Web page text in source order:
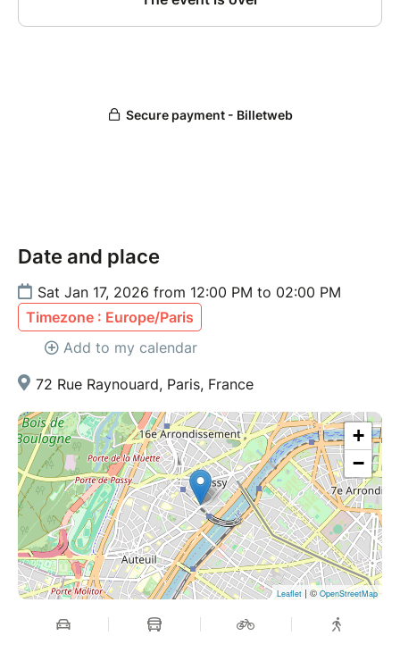
Date and place
Sat Jan 17, 2026 from 12:00 PM to 02:00 PM
Timezone : Europe/Paris
Add to my calendar
72 Rue Raynouard, Paris, France
+
−
Leaflet | ©OpenStreetMap